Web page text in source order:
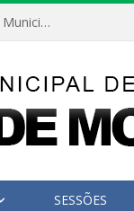
No dia 15 de junho de 2026 aconteceu no prédio da Camara Municipal de Porto de Moz /Pará a Sessão Ordinária
SESSÕES